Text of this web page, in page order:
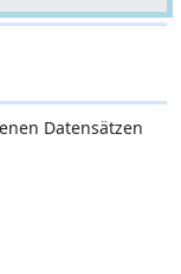
Datensätzen